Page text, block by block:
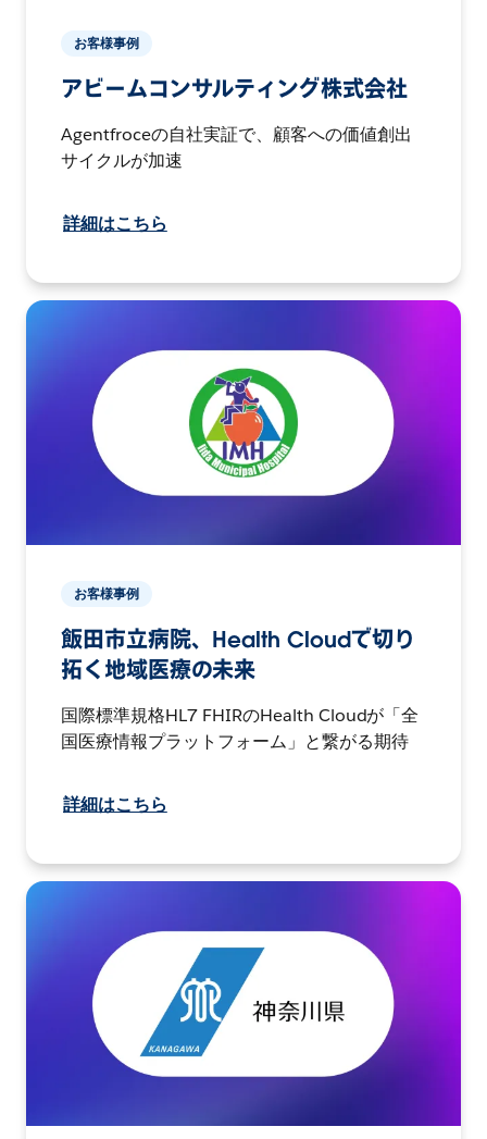
お客様事例
アビームコンサルティング株式会社
Agentfroceの自社実証で、顧客への価値創出
サイクルが加速
詳細はこちら
お客様事例
飯田市立病院、Health Cloudで切り
拓く地域医療の未来
国際標準規格HL7 FHIRのHealth Cloudが「全
国医療情報プラットフォーム」と繋がる期待
詳細はこちら